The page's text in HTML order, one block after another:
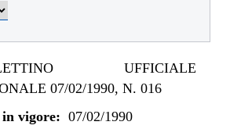
UFFICIALE
07/02/1990, N. 016
vigore: 07/02/1990